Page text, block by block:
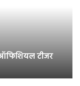
ऑफिशियल टीजर